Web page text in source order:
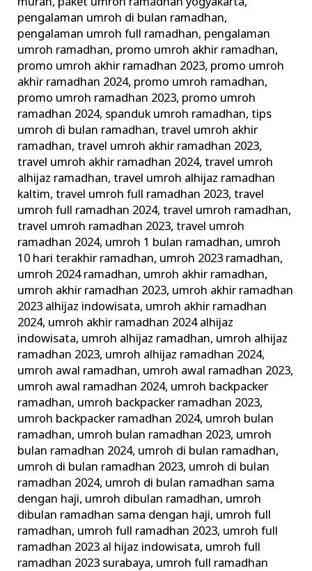
pengalaman umroh di bulan ramadhan,
pengalaman umroh full ramadhan, pengalaman
umroh ramadhan, promo umroh akhir ramadhan,
promo umroh akhir ramadhan 2023, promo umroh
akhir ramadhan 2024, promo umroh ramadhan,
promo umroh ramadhan 2023, promo umroh
ramadhan 2024, spanduk umroh ramadhan,tips
umroh di bulan ramadhan,travel umroh akhir
ramadhan,travel umroh akhir ramadhan 2023,
travel umroh akhir ramadhan 2024,travel umroh
alhijaz ramadhan,travel umroh alhijaz ramadhan
kaltim,travel umroh full ramadhan 2023,travel
umroh full ramadhan 2024,travel umroh ramadhan,
travel umroh ramadhan 2023,travel umroh
ramadhan 2024, umroh 1 bulan ramadhan, umroh
10 hari terakhir ramadhan, umroh 2023 ramadhan,
umroh 2024 ramadhan, umroh akhir ramadhan,
umroh akhir ramadhan 2023, umroh akhir ramadhan
2023 alhijaz indowisata, umroh akhir ramadhan
2024, umroh akhir ramadhan 2024 alhijaz
indowisata, umroh alhijaz ramadhan, umroh alhijaz
ramadhan 2023, umroh alhijaz ramadhan 2024,
umroh awal ramadhan, umroh awal ramadhan 2023,
umroh awal ramadhan 2024, umroh backpacker
ramadhan, umroh backpacker ramadhan 2023,
umroh backpacker ramadhan 2024, umroh bulan
ramadhan, umroh bulan ramadhan 2023, umroh
bulan ramadhan 2024, umroh di bulan ramadhan,
umroh di bulan ramadhan 2023, umroh di bulan
ramadhan 2024, umroh di bulan ramadhan sama
dengan haji, umroh dibulan ramadhan, umroh
dibulan ramadhan sama dengan haji, umroh full
ramadhan, umroh full ramadhan 2023, umroh full
ramadhan 2023 al hijaz indowisata, umroh full
ramadhan 2023 surabaya, umroh full ramadhan